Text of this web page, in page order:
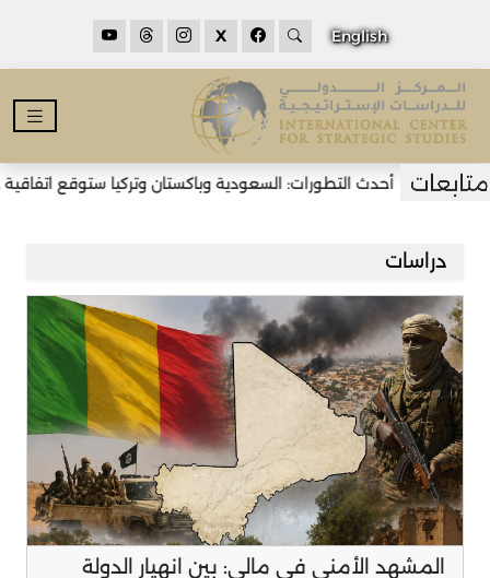
English
X
أحدث التطورات: السعودية وباكستان وتركيا ستوقع اتفاقية دفاع
دراسات
المشهد الأمني في مالي: بين انهيار الدولة